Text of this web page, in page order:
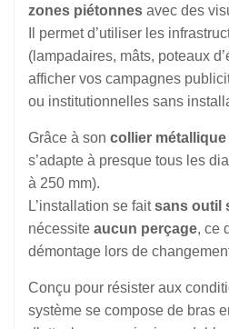
zones piétonnes avec des
Il permet d’utiliser les
(lampadaires, mâts, poteaux
afficher vos campagnes
ou institutionnelles sans
Grâce à son collier
s’adapte à presque tous les
à 250 mm).
L’installation se faitsans outil
nécessite aucun perçage, ce
démontage lors de
Conçu pour résister aux
système se compose de bras